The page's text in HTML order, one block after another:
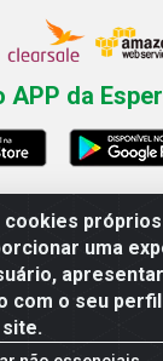
uma
com o seu
site.
APP da
- Rua Professor
/ PE CEP: 50771-
0001-23